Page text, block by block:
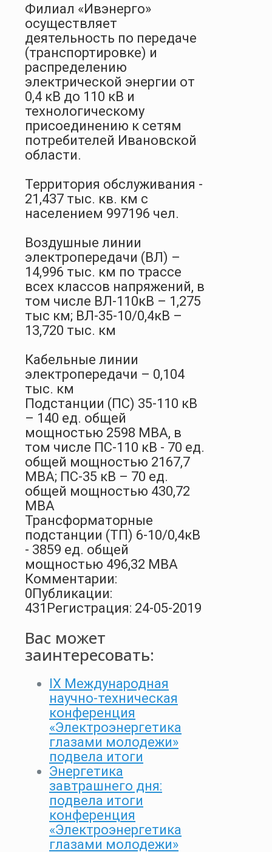
Филиал «Ивэнерго»
осуществляет
деятельность по передаче
(транспортировке) и
распределению
электрической энергии от
0,4 кВ до 110 кВ и
технологическому
присоединению к сетям
потребителей Ивановской
области.
Территория обслуживания -
21,437 тыс. кв. км с
населением 997196 чел.
Воздушные линии
электропередачи (ВЛ) –
14,996 тыс. км по трассе
всех классов напряжений, в
том числе ВЛ-110кВ – 1,275
тыс км; ВЛ-35-10/0,4кВ –
13,720 тыс. км
Кабельные линии
электропередачи – 0,104
тыс. км
Подстанции (ПС) 35-110 кВ
– 140 ед. общей
мощностью 2598 MВА, в
том числе ПС-110 кВ - 70 ед.
общей мощностью 2167,7
MВА; ПС-35 кВ – 70 ед.
общей мощностью 430,72
MВА
Трансформаторные
подстанции (ТП) 6-10/0,4кВ
- 3859 ед. общей
мощностью 496,32 MВА
Комментарии:
0Публикации:
431 Регистрация: 24-05-2019
Вас может
заинтересовать:
IX Международная
научно-техническая
конференция
«Электроэнергетика
глазами молодежи»
подвела итоги
Энергетика
завтрашнего дня:
подвела итоги
конференция
«Электроэнергетика
глазами молодежи»